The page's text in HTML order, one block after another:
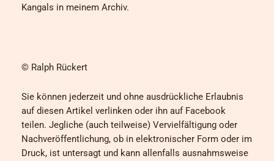
Kangals in meinem Archiv.
© Ralph Rückert
Sie können jederzeit und ohne ausdrückliche Erlaubnis
auf diesen Artikel verlinken oder ihn auf Facebook
teilen. Jegliche (auch teilweise) Vervielfältigung oder
Nachveröffentlichung, ob in elektronischer Form oder im
Druck, ist untersagt und kann allenfalls ausnahmsweise